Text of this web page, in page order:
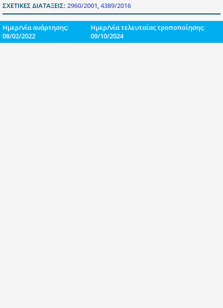
ΣΧΕΤΙΚΕΣ ΔΙΑΤΑΞΕΙΣ: 2960/2001,4389/2016
Ημερ/νία ανάρτησης:
08/02/2022
Ημερ/νία τελευταίας τροποποίησης:
09/10/2024